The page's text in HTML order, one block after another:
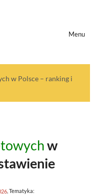
Menu
w Polsce – ranking i
w
, Tematyka: